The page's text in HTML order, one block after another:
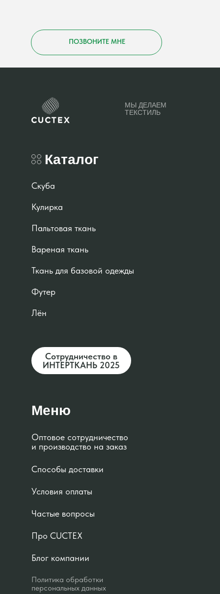
ПОЗВОНИТЕ МНЕ
Каталог
Скуба
Кулирка
Пальтовая ткань
Вареная ткань
Ткань для базовой одежды
Футер
Лён
Меню
Оптовое сотрудничество
и производство на заказ
Способы доставки
Условия оплаты
Частые вопросы
Про CUCTEX
Блог компании
Политика обработки
персональных данных
МЫ ДЕЛАЕМ
ТЕКСТИЛЬ
Сотрудничество в
ИНТЕРТКАНЬ 2025